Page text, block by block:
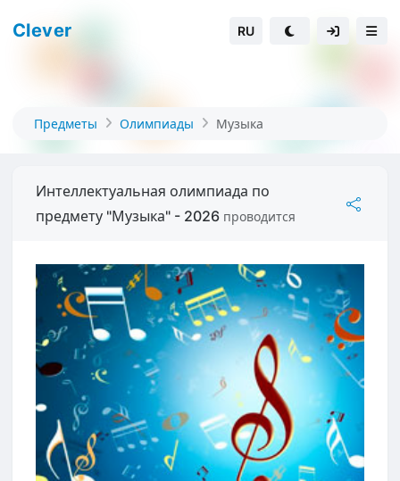
Clever RU
Предметы Олимпиады Музыка
Интеллектуальная олимпиада по
предмету "Музыка" - 2026 проводится